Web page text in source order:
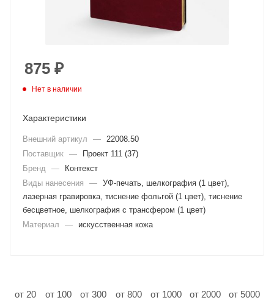
875 ₽
Нет в наличии
Характеристики
Внешний артикул —
22008.50
Поставщик —
Проект 111 (37)
Бренд
—
Контекст
Виды нанесения
— УФ-печать, шелкография (1 цвет),
лазерная гравировка, тиснение фольгой (1 цвет), тиснение
бесцветное, шелкография с трансфером (1 цвет)
Материал
— искусственная кожа
от 20
от 100
от 300
от 800
от 1000
от 2000
от 5000